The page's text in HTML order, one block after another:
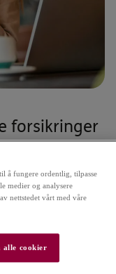
forsikringer
du kan
Frisk-
å fungere ordentlig, tilpasse
medier og analysere
nettstedet vårt med våre
alle cookier